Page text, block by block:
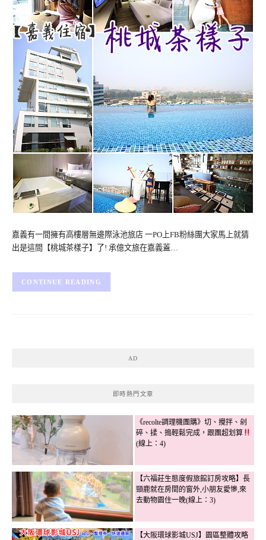
嘉義有一間擁有高樓層無邊際泳池旅店 一PO上FB粉絲團大家馬上就猜
出是這間【桃城茶樣子】了! 承億文旅在嘉義蓋…
CONTINUE READING
AD
即時熱門文章
《recolte調理機團購》切、攪拌、剁
碎、揉、搗輕鬆完成，跟團超划算
(線上：4)
【六福莊生態度假旅館訂房攻略】長
頸鹿就在房間的窗外,小朋友愛慘,來
去動物園住一晚(線上：3)
【大阪環球影城USJ】園區整體攻略